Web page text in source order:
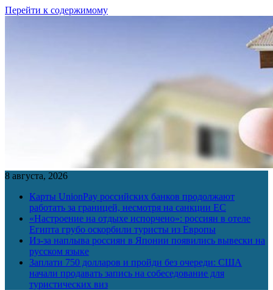
Перейти к содержимому
8 августа, 2026
Карты UnionPay российских банков продолжают
работать за границей, несмотря на санкции ЕС
«Настроение на отдыхе испорчено»: россиян в отеле
Египта грубо оскорбили туристы из Европы
Из-за наплыва россиян в Японии появились вывески на
русском языке
Заплати 750 долларов и пройди без очереди: США
начали продавать запись на собеседование для
туристических виз